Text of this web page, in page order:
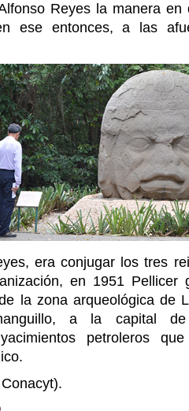
Reyes la manera en
ese entonces, a las
era conjugar los tres
en 1951 Pellicer
la zona arqueológica de
a la capital
petroleros